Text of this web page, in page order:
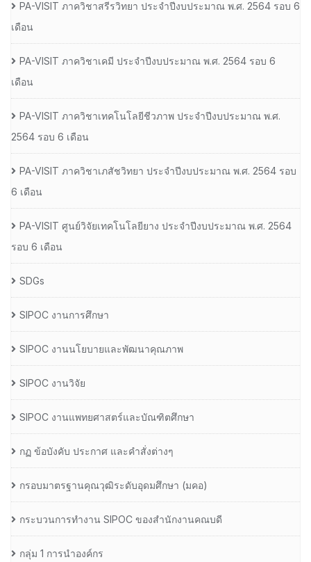
PA-VISIT ภาควิชาสรีรวิทยา ประจำปีงบประมาณ พ.ศ. 2564 รอบ 6
เดือน
PA-VISIT ภาควิชาเคมี ประจำปีงบประมาณ พ.ศ. 2564 รอบ 6
เดือน
PA-VISIT ภาควิชาเทคโนโลยีชีวภาพ ประจำปีงบประมาณ พ.ศ.
2564 รอบ 6 เดือน
PA-VISIT ภาควิชาเภสัชวิทยา ประจำปีงบประมาณ พ.ศ. 2564 รอบ
6 เดือน
PA-VISIT ศูนย์วิจัยเทคโนโลยียาง ประจำปีงบประมาณ พ.ศ. 2564
รอบ 6 เดือน
SDGs
SIPOC งานการศึกษา
SIPOC งานนโยบายและพัฒนาคุณภาพ
SIPOC งานวิจัย
SIPOC งานแพทยศาสตร์และบัณฑิตศึกษา
กฏ ข้อบังคับ ประกาศ และคำสั่งต่างๆ
กรอบมาตรฐานคุณวุฒิระดับอุดมศึกษา (มคอ)
กระบวนการทำงาน SIPOC ของสำนักงานคณบดี
กลุ่ม 1 การนำองค์กร